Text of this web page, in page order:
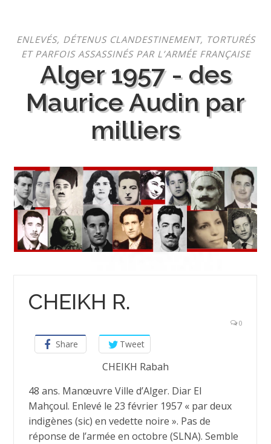
contenu
ENLEVÉS, DÉTENUS CLANDESTINEMENT, TORTURÉS
ET PARFOIS ASSASSINÉS PAR L’ARMÉE FRANÇAISE
Alger 1957 - des
Maurice Audin par
milliers
CHEIKH R.
0
Share Tweet
CHEIKH Rabah
48 ans. Manœuvre Ville d’Alger. Diar El
Mahçoul. Enlevé le 23 février 1957 « par deux
indigènes (sic) en vedette noire ». Pas de
réponse de l’armée en octobre (SLNA). Semble